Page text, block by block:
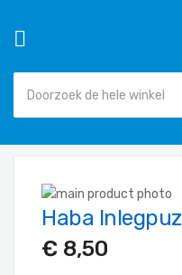
inhoud
Ga
naar
einde
Ga
het
Haba
€ 8,50